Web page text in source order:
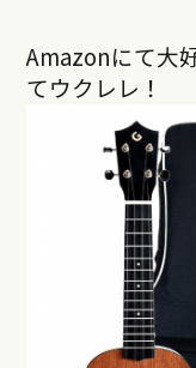
Amazonにて大
てウクレレ！